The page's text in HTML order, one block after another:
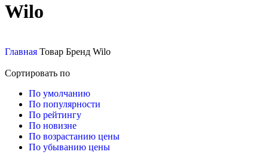
Wilo
Главная Товар Бренд Wilo
Сортировать по
По умолчанию
По популярности
По рейтингу
По новизне
По возрастанию цены
По убыванию цены